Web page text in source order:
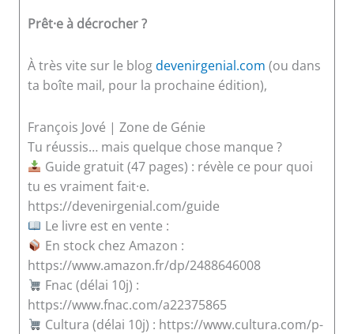
Prêt·e à décrocher ?
À très vite sur le blogdevenirgenial.com (ou dans
ta boîte mail, pour la prochaine édition),
François Jové | Zone de Génie
Tu réussis… mais quelque chose manque ?
Guide gratuit (47 pages) : révèle ce pour quoi
tu es vraiment fait·e.
https://devenirgenial.com/guide
Le livre est en vente :
En stock chez Amazon :
https://www.amazon.fr/dp/2488646008
Fnac (délai 10j) :
https://www.fnac.com/a22375865
Cultura (délai 10j) : https://www.cultura.com/p-